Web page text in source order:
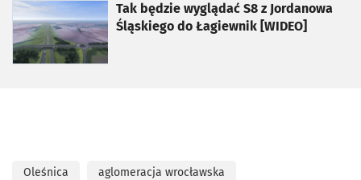
Tak będzie wyglądać S8 z Jordanowa
Śląskiego do Łagiewnik [WIDEO]
otworzy się w nowej karcie
Oleśnica aglomeracja wrocławska